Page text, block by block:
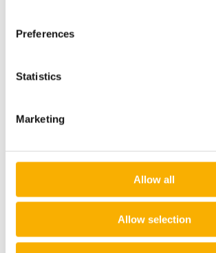
Preferences
Statistics
Marketing
Allow all
Allow selection